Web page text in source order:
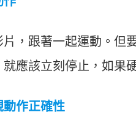
，跟著一起運動。但
應該立刻停止，如果
動作正確性